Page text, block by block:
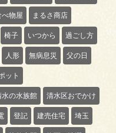
物屋 まるさ商店
椅子 いつから 過ごし方
人形 無病息災 父の日
ット
水の水族館 清水区おでかけ
登記 建売住宅 埼玉